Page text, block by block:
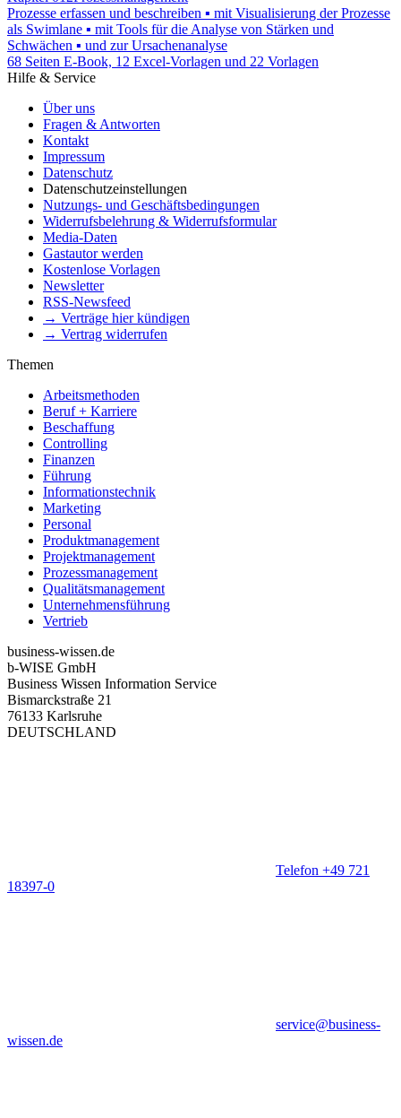
Prozesse erfassen und beschreiben ▪ mit Visualisierung der Prozesse
als Swimlane ▪ mit Tools für die Analyse von Stärken und
Schwächen ▪ und zur Ursachenanalyse
68 Seiten E-Book, 12 Excel-Vorlagen und 22 Vorlagen
Hilfe & Service
Über uns
Fragen & Antworten
Kontakt
Impressum
Datenschutz
Datenschutzeinstellungen
Nutzungs- und Geschäftsbedingungen
Widerrufsbelehrung & Widerrufsformular
Media-Daten
Gastautor werden
Kostenlose Vorlagen
Newsletter
RSS-Newsfeed
→ Verträge hier kündigen
→ Vertrag widerrufen
Themen
Arbeitsmethoden
Beruf + Karriere
Beschaffung
Controlling
Finanzen
Führung
Informationstechnik
Marketing
Personal
Produktmanagement
Projektmanagement
Prozessmanagement
Qualitätsmanagement
Unternehmensführung
Vertrieb
business-wissen.de
b-WISE GmbH
Business Wissen Information Service
Bismarckstraße 21
76133 Karlsruhe
DEUTSCHLAND
Telefon +49 721
18397-0
service@business-
wissen.de